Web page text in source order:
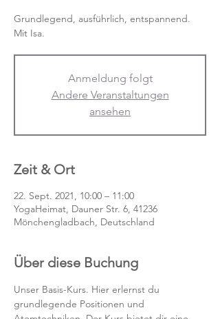
Grundlegend, ausführlich, entspannend.
Mit Isa.
Anmeldung folgt
Andere Veranstaltungen
ansehen
Zeit & Ort
22. Sept. 2021, 10:00 – 11:00
YogaHeimat, Dauner Str. 6, 41236
Mönchengladbach, Deutschland
Über diese Buchung
Unser Basis-Kurs. Hier erlernst du
grundlegende Positionen und